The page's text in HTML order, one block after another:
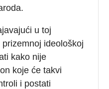
u toj
ideološkoj
kako nije
koje će takvi
i postati